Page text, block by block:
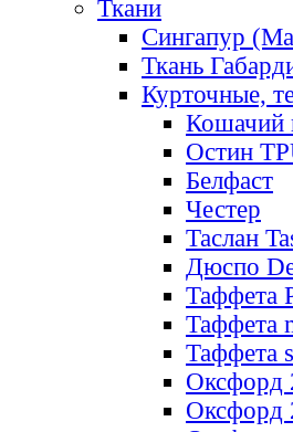
Ткани
Сингапур
Ткань
Курточные,
Кошачий
Остин
Белфаст
Честер
Таслан
Дюспо
Таффета
Таффета
Таффета
Оксфорд
Оксфорд